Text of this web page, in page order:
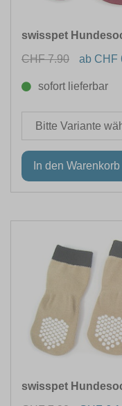
swisspet
CHF 7.90
ab CHF
sofort lieferbar
swisspet